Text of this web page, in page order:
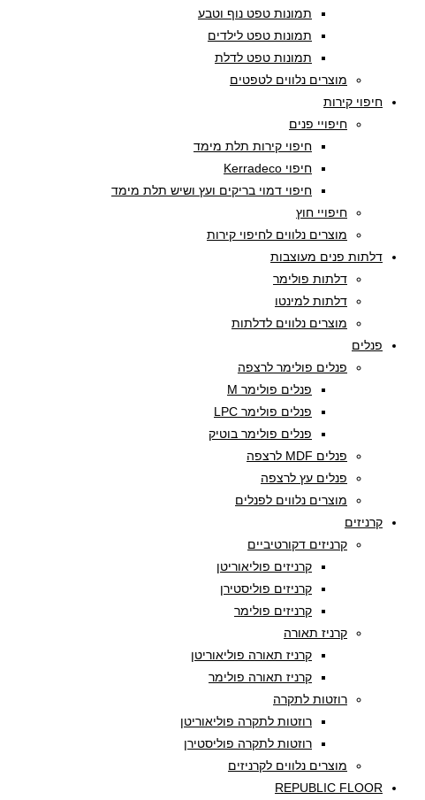
תמונות טפט נוף וטבע
תמונות טפט לילדים
תמונות טפט לדלת
מוצרים נלווים לטפטים
חיפוי קירות
חיפויי פנים
חיפוי קירות תלת מימד
חיפוי Kerradeco
חיפוי דמוי בריקים ועץ ושיש תלת מימד
חיפויי חוץ
מוצרים נלווים לחיפוי קירות
דלתות פנים מעוצבות
דלתות פולימר
דלתות למינטו
מוצרים נלווים לדלתות
פנלים
פנלים פולימר לרצפה
פנלים פולימר M
פנלים פולימר LPC
פנלים פולימר בוטיק
פנלים MDF לרצפה
פנלים עץ לרצפה
מוצרים נלווים לפנלים
קרניזים
קרניזים דקורטיביים
קרניזים פוליאוריטן
קרניזים פוליסטירן
קרניזים פולימר
קרניז תאורה
קרניז תאורה פוליאוריטן
קרניז תאורה פולימר
רוזטות לתקרה
רוזטות לתקרה פוליאוריטן
רוזטות לתקרה פוליסטירן
מוצרים נלווים לקרניזים
REPUBLIC FLOOR